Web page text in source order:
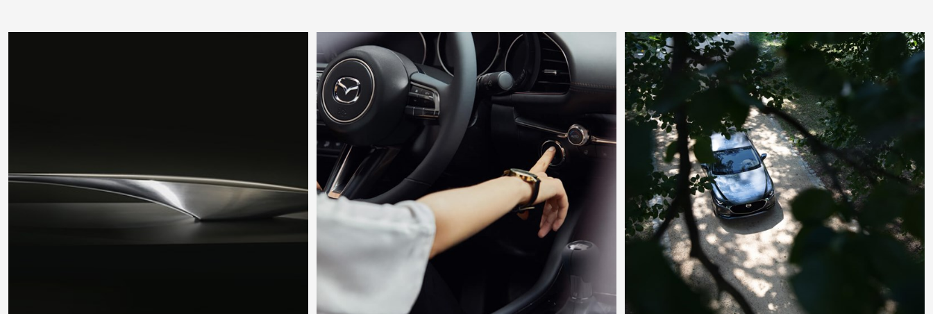
TÌM HIỂU THÊM
tại đại lý mình yêu thích, Cập nhật thông tin sự kiện, ưu đãi mới
nhất từ Mazda Việt Nam.
TẢI ỨNG DỤNG